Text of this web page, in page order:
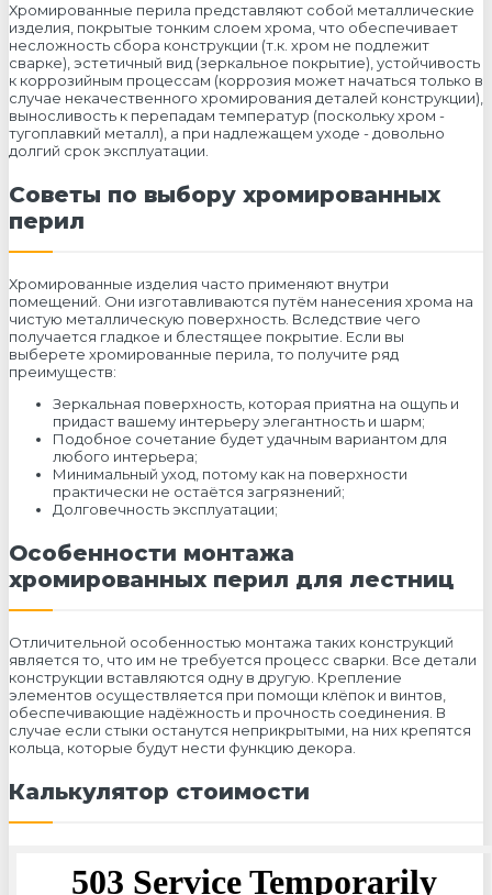
Хромированные перила представляют собой металлические
изделия, покрытые тонким слоем хрома, что обеспечивает
несложность сбора конструкции (т.к. хром не подлежит
сварке), эстетичный вид (зеркальное покрытие), устойчивость
к коррозийным процессам (коррозия может начаться только в
случае некачественного хромирования деталей конструкции),
выносливость к перепадам температур (поскольку хром -
тугоплавкий металл), а при надлежащем уходе - довольно
долгий срок эксплуатации.
Советы по выбору хромированных
перил
Хромированные изделия часто применяют внутри
помещений. Они изготавливаются путём нанесения хрома на
чистую металлическую поверхность. Вследствие чего
получается гладкое и блестящее покрытие. Если вы
выберете хромированные перила, то получите ряд
преимуществ:
Зеркальная поверхность, которая приятна на ощупь и
придаст вашему интерьеру элегантность и шарм;
Подобное сочетание будет удачным вариантом для
любого интерьера;
Минимальный уход, потому как на поверхности
практически не остаётся загрязнений;
Долговечность эксплуатации;
Особенности монтажа
хромированных перил для лестниц
Отличительной особенностью монтажа таких конструкций
является то, что им не требуется процесс сварки. Все детали
конструкции вставляются одну в другую. Крепление
элементов осуществляется при помощи клёпок и винтов,
обеспечивающие надёжность и прочность соединения. В
случае если стыки останутся неприкрытыми, на них крепятся
кольца, которые будут нести функцию декора.
Калькулятор стоимости